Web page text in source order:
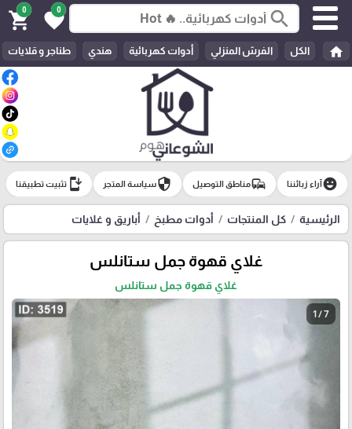
search
0
favorite
0
shopping_cart
home الكل الفرش المنزلي أدوات كهربائية هندي طناجر و قلايات
emoji_emotionsآراء زبائننا commuteمناطق التوصيل securityسياسة المتجر install_mobile تثبيت تطبيقنا
الرئيسية كل المنتجات أدوات مطبخ أباريق و غلايات
غلاي قهوة جمل ستانلس
غلاي قهوة جمل ستانلس
1 / 7